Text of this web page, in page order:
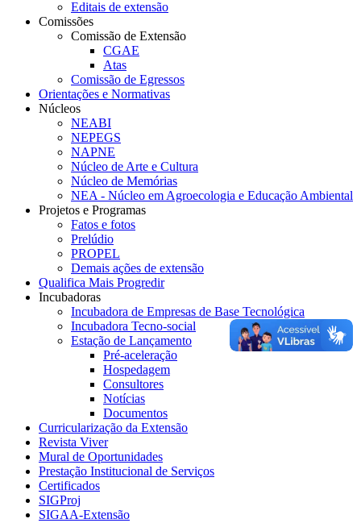
Editais de extensão
Comissões
Comissão de Extensão
CGAE
Atas
Comissão de Egressos
Orientações e Normativas
Núcleos
NEABI
NEPEGS
NAPNE
Núcleo de Arte e Cultura
Núcleo de Memórias
NEA - Núcleo em Agroecologia e Educação Ambiental
Projetos e Programas
Fatos e fotos
Prelúdio
PROPEL
Demais ações de extensão
Qualifica Mais Progredir
Incubadoras
Incubadora de Empresas de Base Tecnológica
Incubadora Tecno-social
Estação de Lançamento
Pré-aceleração
Hospedagem
Consultores
Notícias
Documentos
Curricularização da Extensão
Revista Viver
Mural de Oportunidades
Prestação Institucional de Serviços
Certificados
SIGProj
SIGAA-Extensão